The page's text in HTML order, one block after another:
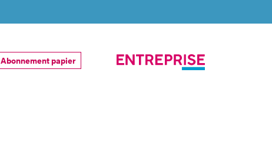
Abonnement papier